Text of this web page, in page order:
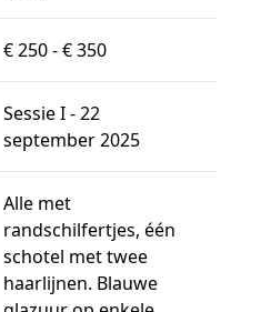
€ 250 - € 350
Sessie I - 22
september 2025
Alle met
randschilfertjes, één
schotel met twee
haarlijnen. Blauwe